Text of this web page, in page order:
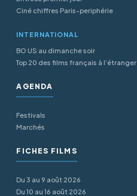
Ciné chiffres Paris-periphérie
INTERNATIONAL
BO US au dimanche soir
Top 20 des films français à l’étranger
AGENDA
Festivals
Marchés
FICHES FILMS
Du 3 au 9 août 2026
Du 10 au 16 août 2026